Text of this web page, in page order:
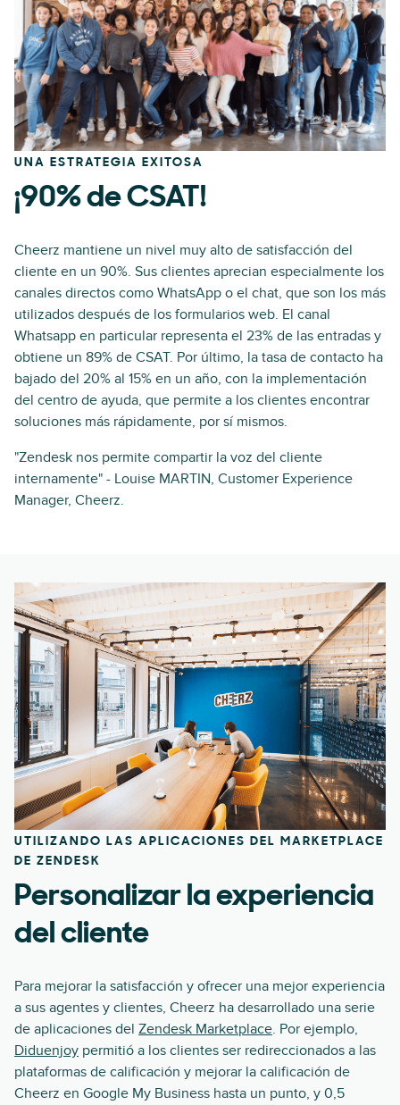
UNA ESTRATEGIA EXITOSA
¡90% de CSAT!
Cheerz mantiene un nivel muy alto de satisfacción del
cliente en un 90%. Sus clientes aprecian especialmente los
canales directos como WhatsApp o el chat, que son los más
utilizados después de los formularios web. El canal
Whatsapp en particular representa el 23% de las entradas y
obtiene un 89% de CSAT. Por último, la tasa de contacto ha
bajado del 20% al 15% en un año, con la implementación
del centro de ayuda, que permite a los clientes encontrar
soluciones más rápidamente, por sí mismos.
"Zendesk nos permite compartir la voz del cliente
internamente" - Louise MARTIN, Customer Experience
Manager, Cheerz.
UTILIZANDO LAS APLICACIONES DEL MARKETPLACE
DE ZENDESK
Personalizar la experiencia
del cliente
Para mejorar la satisfacción y ofrecer una mejor experiencia
a sus agentes y clientes, Cheerz ha desarrollado una serie
de aplicaciones del Zendesk Marketplace. Por ejemplo,
Diduenjoy permitió a los clientes ser redireccionados a las
plataformas de calificación y mejorar la calificación de
Cheerz en Google My Business hasta un punto, y 0,5